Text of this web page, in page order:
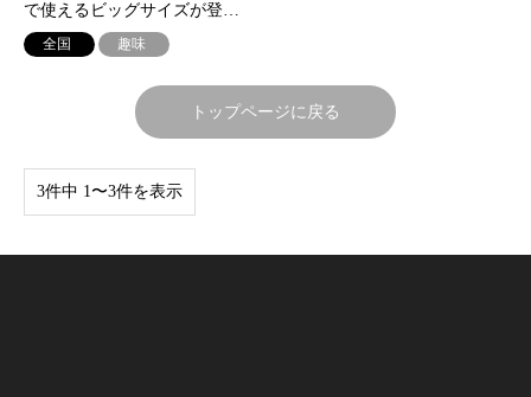
で使えるビッグサイズが登…
全国 趣味
トップページに戻る
3件中 1〜3件を表示